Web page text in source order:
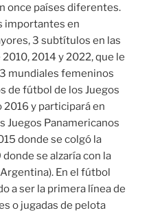
once países diferentes.
importantes en
3 subtítulos en las
2014 y 2022, que le
mundiales femeninos
de fútbol de los Juegos
2016 y participará en
Juegos Panamericanos
donde se colgó la
se alzaría con la
En el fútbol
a ser la primera línea de
o jugadas de pelota